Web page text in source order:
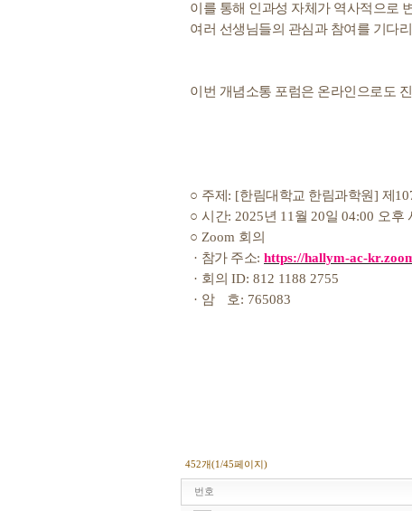
이를 통해 인과성 자체가 역사적으로
여러 선생님들의 관심과 참여를 기다
이번 개념소통 포럼은 온라인으로도
○ 주제 : [한림대학교 한림과학원] 제
○ 시간: 2025년 11 월 20일 04:00 오후
○ Zoom 회의
· 참가 주소: https://hallym-ac-
· 회의 ID: 812 1188 2755
· 암 호: 765083
452개(1/45페이지)
번호